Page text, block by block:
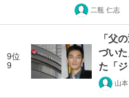
二瓶 仁志
9位
9
「父
づい
た「
山